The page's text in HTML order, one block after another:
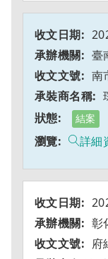
臺
南
結案
詳細
彰
府